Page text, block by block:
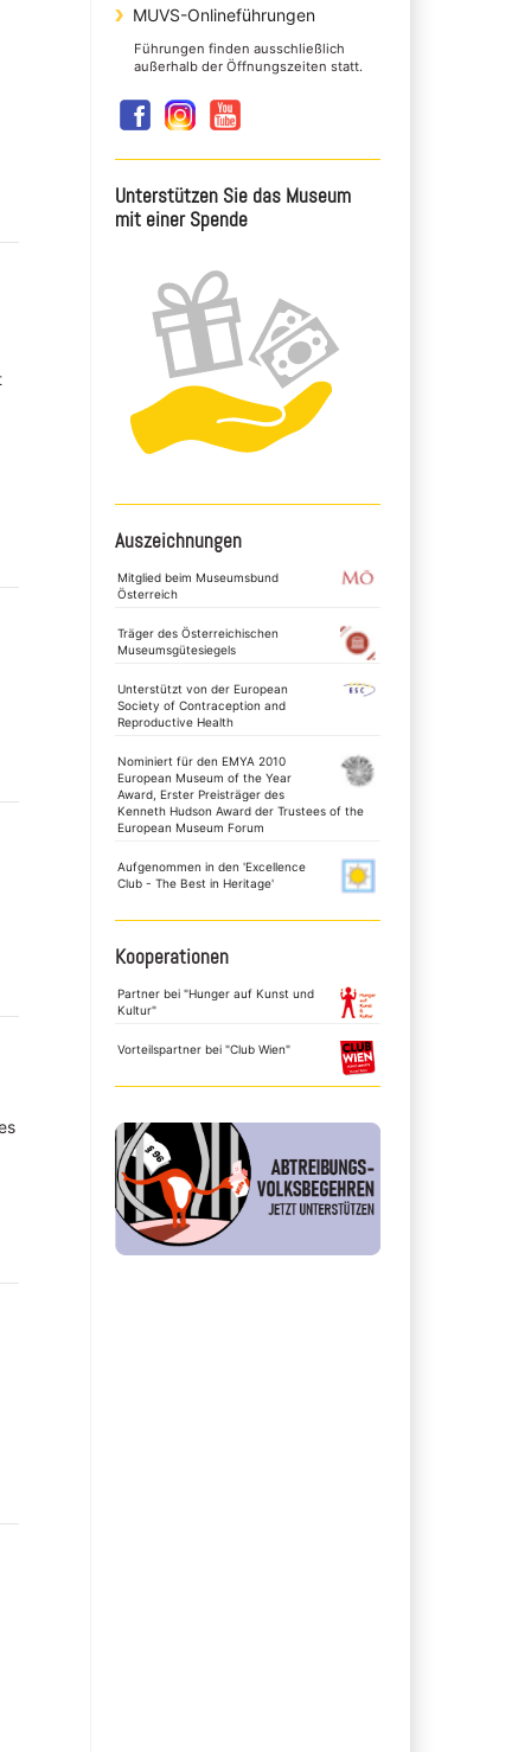
MUVS-Onlineführungen
Führungen finden ausschließlich
außerhalb der Öffnungszeiten statt.
Unterstützen Sie das Museum
mit einer Spende
Auszeichnungen
Mitglied beim Museumsbund
Österreich
Träger des Österreichischen
Museumsgütesiegels
Unterstützt von der European
Society of Contraception and
Reproductive Health
Nominiert für den EMYA 2010
European Museum of the Year
Award, Erster Preisträger des
Kenneth Hudson Award der Trustees of the
European Museum Forum
Aufgenommen in den 'Excellence
Club - The Best in Heritage'
Kooperationen
Partner bei "Hunger auf Kunst und
Kultur"
Vorteilspartner bei "Club Wien"